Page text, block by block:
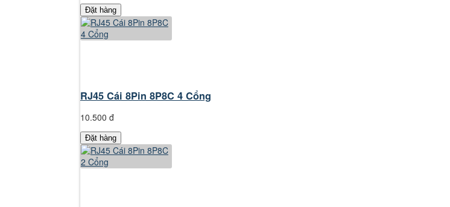
Đặt hàng
RJ45 Cái 8Pin 8P8C 4 Cổng
10.500 đ
Đặt hàng